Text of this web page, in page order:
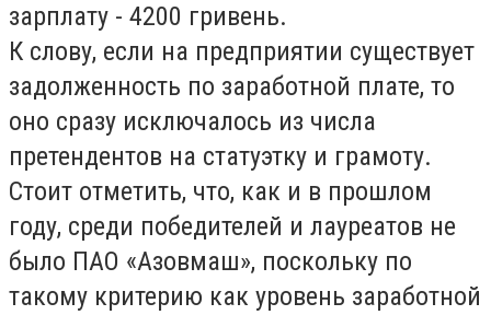
зарплату - 4200 гривень.
К слову, если на предприятии существует
задолженность по заработной плате, то
оно сразу исключалось из числа
претендентов на статуэтку и грамоту.
Стоит отметить, что, как и в прошлом
году, среди победителей и лауреатов не
было ПАО «Азовмаш», поскольку по
такому критерию как уровень заработной